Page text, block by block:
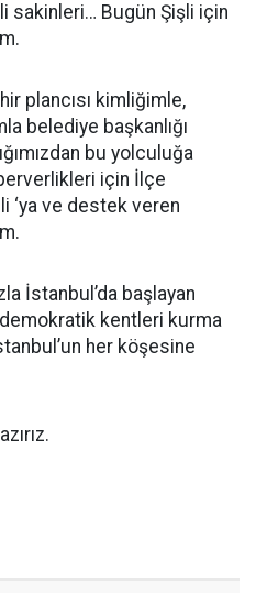
sakinleri… Bugün Şişli için
plancısı kimliğimle,
belediye başkanlığı
bu yolculuğa
için İlçe
‘ya ve destek veren
İstanbul’da başlayan
kentleri kurma
her köşesine